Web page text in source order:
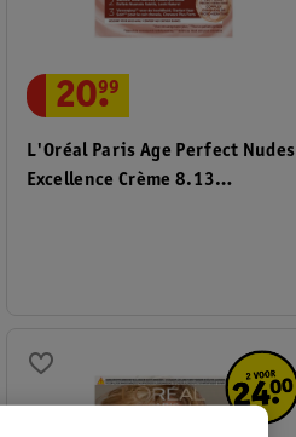
L'Oréal Paris Age Perfect Nudes
Excellence Crème 8.13
20.
99